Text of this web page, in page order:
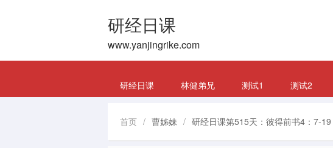
研经日课
www.yanjingrike.com
研经日课 林健弟兄 测试1 测试2
首页 / 曹姊妹 / 研经日课第515天：彼得前书4：7-19